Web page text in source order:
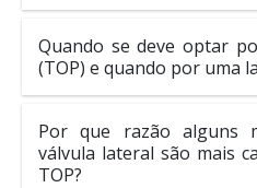
Quando se deve optar
(TOP) e quando por uma
Por que razão alguns
válvula lateral são mais
TOP?